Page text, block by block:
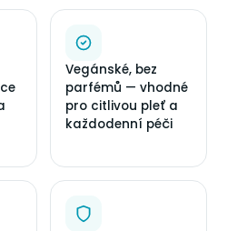
Vegánské, bez
parfémů — vhodné
pro citlivou pleť a
každodenní péči